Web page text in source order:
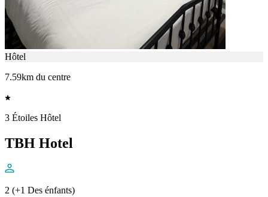
Hôtel
7.59km du centre
3 Étoiles Hôtel
TBH Hotel
2 (+1 Des énfants)